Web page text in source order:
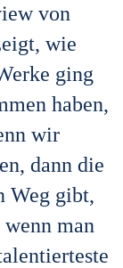
von
wie
ging
haben,
wir
dann die
Weg gibt,
man